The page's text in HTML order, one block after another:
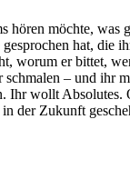
möchte, was
hat,
worum er bittet,
– und ihr
wollt
der Zukunft